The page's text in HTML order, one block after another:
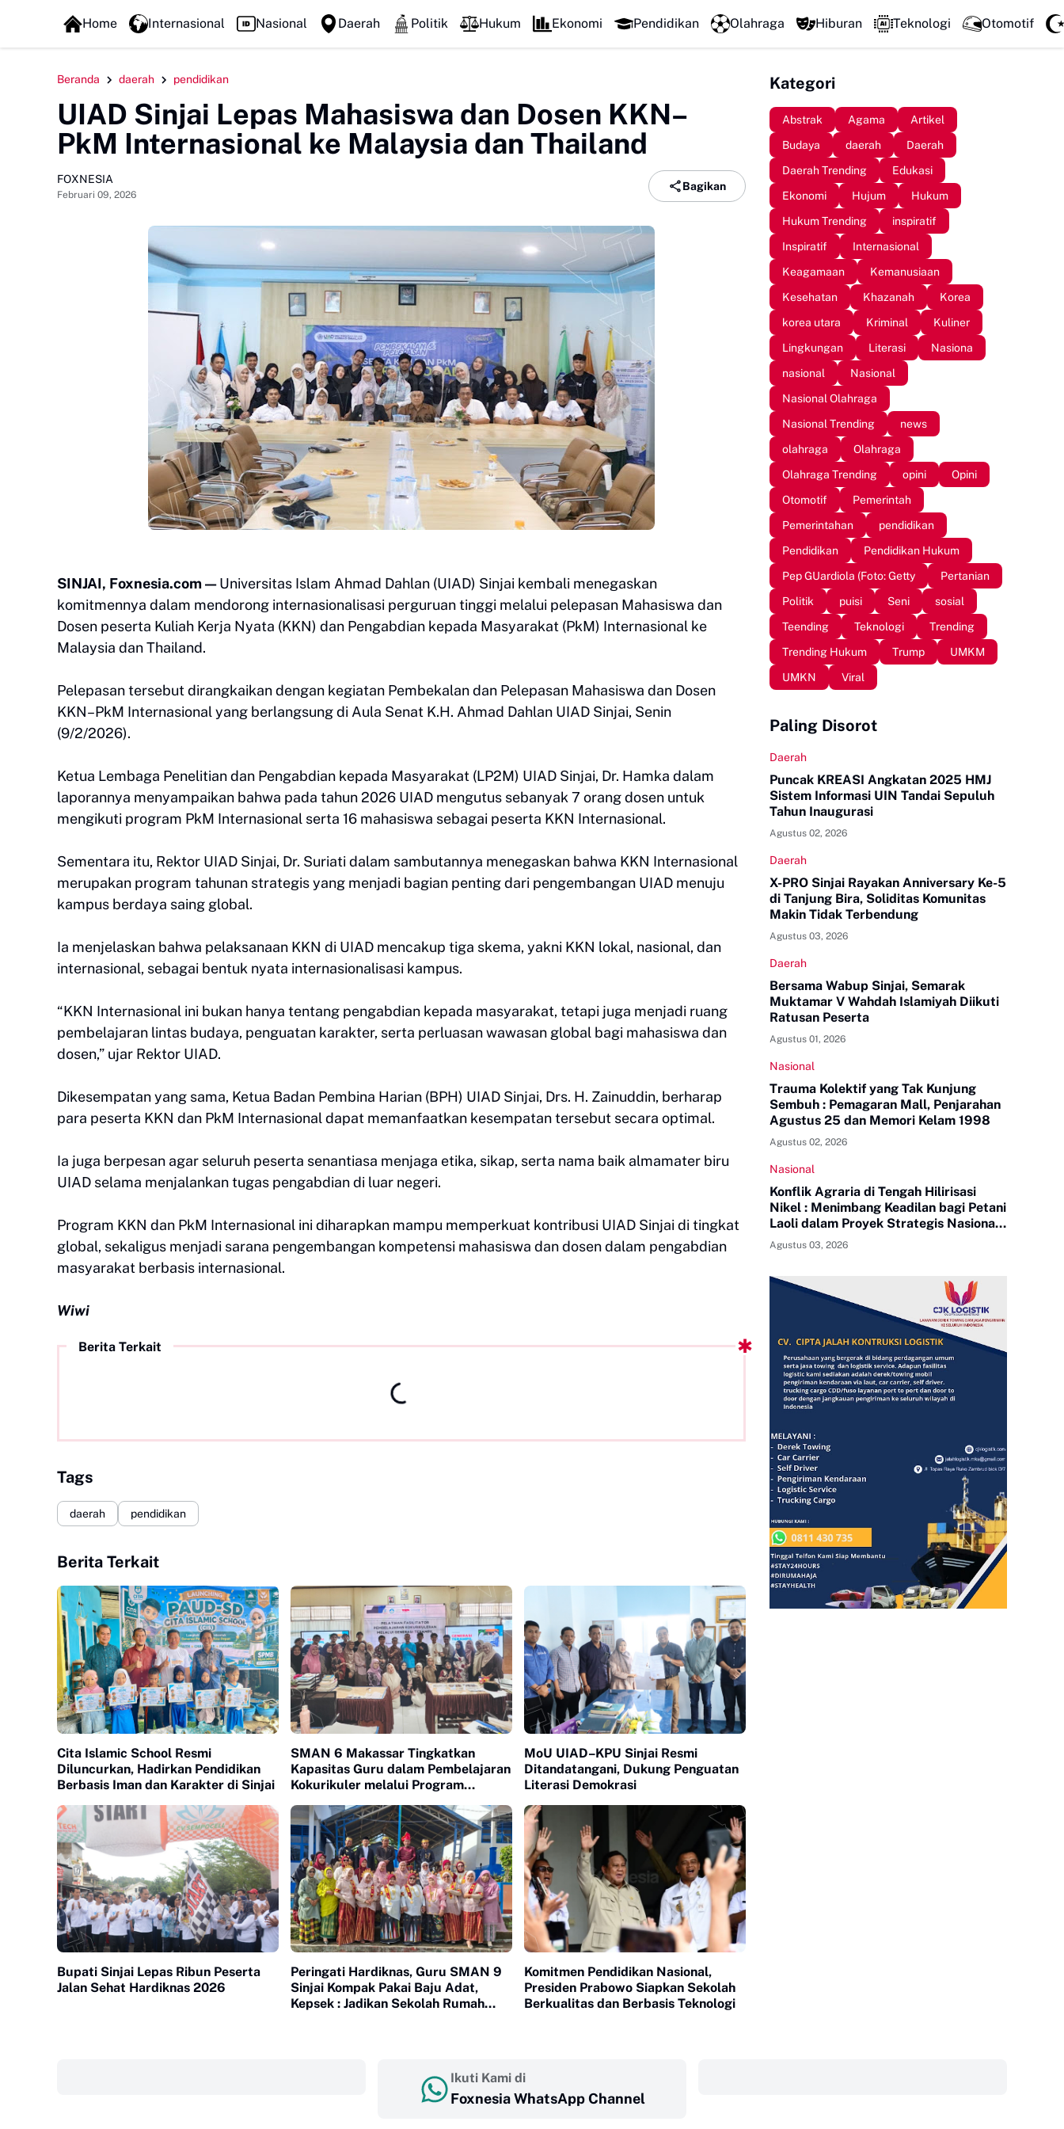
FOXLINE NEWS DPC GSNI Sinjai Gelar Sosialisasi Organisasi di Sejumlah SMP, Perkuat Karakter dan Jiwa
Home Internasional Nasional Daerah Politik Hukum Ekonomi Pendidikan Olahraga Hiburan Teknologi Otomotif
Beranda daerah pendidikan
UIAD Sinjai Lepas Mahasiswa dan Dosen KKN–
PkM Internasional ke Malaysia dan Thailand
FOXNESIA
Februari 09, 2026
Bagikan
SINJAI, Foxnesia.com —Universitas Islam Ahmad Dahlan (UIAD) Sinjai kembali menegaskan
komitmennya dalam mendorong internasionalisasi perguruan tinggi melalui pelepasan Mahasiswa dan
Dosen peserta Kuliah Kerja Nyata (KKN) dan Pengabdian kepada Masyarakat (PkM) Internasional ke
Malaysia dan Thailand.
Pelepasan tersebut dirangkaikan dengan kegiatan Pembekalan dan Pelepasan Mahasiswa dan Dosen
KKN–PkM Internasional yang berlangsung di Aula Senat K.H. Ahmad Dahlan UIAD Sinjai, Senin
(9/2/2026).
Ketua Lembaga Penelitian dan Pengabdian kepada Masyarakat (LP2M) UIAD Sinjai, Dr. Hamka dalam
laporannya menyampaikan bahwa pada tahun 2026 UIAD mengutus sebanyak 7 orang dosen untuk
mengikuti program PkM Internasional serta 16 mahasiswa sebagai peserta KKN Internasional.
Sementara itu, Rektor UIAD Sinjai, Dr. Suriati dalam sambutannya menegaskan bahwa KKN Internasional
merupakan program tahunan strategis yang menjadi bagian penting dari pengembangan UIAD menuju
kampus berdaya saing global.
Ia menjelaskan bahwa pelaksanaan KKN di UIAD mencakup tiga skema, yakni KKN lokal, nasional, dan
internasional, sebagai bentuk nyata internasionalisasi kampus.
“KKN Internasional ini bukan hanya tentang pengabdian kepada masyarakat, tetapi juga menjadi ruang
pembelajaran lintas budaya, penguatan karakter, serta perluasan wawasan global bagi mahasiswa dan
dosen,” ujar Rektor UIAD.
Dikesempatan yang sama, Ketua Badan Pembina Harian (BPH) UIAD Sinjai, Drs. H. Zainuddin, berharap
para peserta KKN dan PkM Internasional dapat memanfaatkan kesempatan tersebut secara optimal.
Ia juga berpesan agar seluruh peserta senantiasa menjaga etika, sikap, serta nama baik almamater biru
UIAD selama menjalankan tugas pengabdian di luar negeri.
Program KKN dan PkM Internasional ini diharapkan mampu memperkuat kontribusi UIAD Sinjai di tingkat
global, sekaligus menjadi sarana pengembangan kompetensi mahasiswa dan dosen dalam pengabdian
masyarakat berbasis internasional.
Wiwi
Berita Terkait
Tags
daerah pendidikan
Berita Terkait
Cita Islamic School Resmi
Diluncurkan, Hadirkan Pendidikan
Berbasis Iman dan Karakter di Sinjai
SMAN 6 Makassar Tingkatkan
Kapasitas Guru dalam Pembelajaran
Kokurikuler melalui Program
MoU UIAD–KPU Sinjai Resmi
Ditandatangani, Dukung Penguatan
Literasi Demokrasi
Bupati Sinjai Lepas Ribun Peserta
Jalan Sehat Hardiknas 2026
Peringati Hardiknas, Guru SMAN 9
Sinjai Kompak Pakai Baju Adat,
Kepsek : Jadikan Sekolah Rumah
Komitmen Pendidikan Nasional,
Presiden Prabowo Siapkan Sekolah
Berkualitas dan Berbasis Teknologi
Kategori
Abstrak Agama
Artikel
Budaya
daerah
Daerah
Daerah Trending
Edukasi
Ekonomi
Hujum
Hukum
Hukum Trending
inspiratif
Inspiratif
Internasional
Keagamaan
Kemanusiaan
Kesehatan
Khazanah
Korea
korea utara
Kriminal
Kuliner
Lingkungan
Literasi
Nasiona
nasional
Nasional
Nasional Olahraga
Nasional Trending
news
olahraga
Olahraga
Olahraga Trending
opini
Opini
Otomotif
Pemerintah
Pemerintahan
pendidikan
Pendidikan
Pendidikan Hukum
Pep GUardiola (Foto: Getty
Pertanian
Politik
puisi Seni
sosial
Teending
Teknologi
Trending
Trending Hukum
Trump
UMKM
UMKN
Viral
Paling Disorot
Daerah
Puncak KREASI Angkatan 2025 HMJ
Sistem Informasi UIN Tandai Sepuluh
Tahun Inaugurasi
Agustus 02, 2026
Daerah
X-PRO Sinjai Rayakan Anniversary Ke-5
di Tanjung Bira, Soliditas Komunitas
Makin Tidak Terbendung
Agustus 03, 2026
Daerah
Bersama Wabup Sinjai, Semarak
Muktamar V Wahdah Islamiyah Diikuti
Ratusan Peserta
Agustus 01, 2026
Nasional
Trauma Kolektif yang Tak Kunjung
Sembuh : Pemagaran Mall, Penjarahan
Agustus 25 dan Memori Kelam 1998
Agustus 02, 2026
Nasional
Konflik Agraria di Tengah Hilirisasi
Nikel : Menimbang Keadilan bagi Petani
Laoli dalam Proyek Strategis Nasional
PT Indonesia Huali Industry Park
Agustus 03, 2026
Ikuti Kami di
Foxnesia WhatsApp Channel